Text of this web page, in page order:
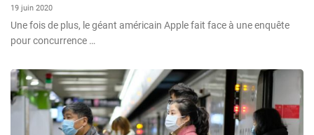
19 juin 2020
Une fois de plus, le géant américain Apple fait face à une enquête
pour concurrence …